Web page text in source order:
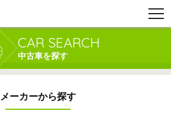
CAR SEARCH
中古車を探す
メーカーから探す